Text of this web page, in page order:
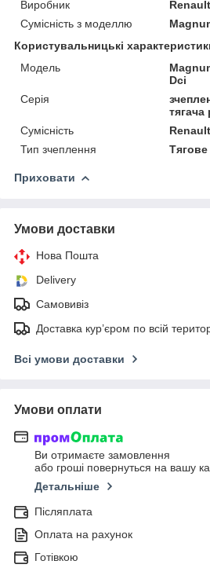
Виробник
Renault
Сумісність з моделлю
Користувальницькі
Мoдель
Dci
Серія
тягача
Сумісність
Тип зчеплення
Тягове
Приховати
Умови доставки
Нова Пошта
Delivery
Самовивіз
Доставка кур’єром по всій
Всі умови доставки
Умови оплати
Ви отримаєте замовлення
або гроші повернуться на вашу
Детальніше
Післяплата
Оплата на рахунок
Готівкою